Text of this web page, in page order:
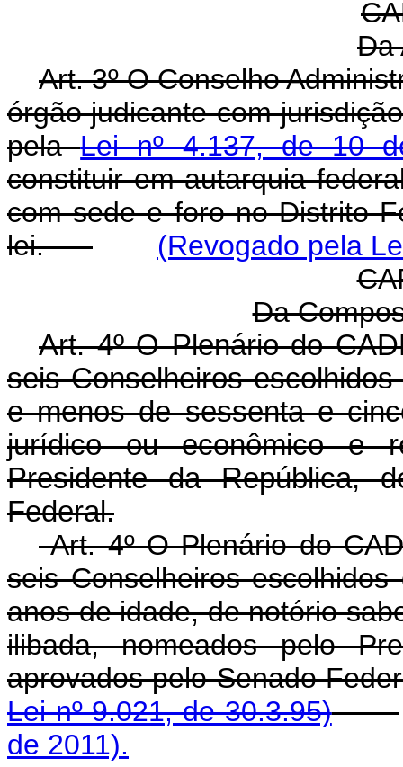
Da
Art. 3º O Conselho
órgão judicante com
pelaLei nº 4.137, de 10
constituir em autarquia
com sede e foro no Distrito
lei.
(Revogado pela
Da
Art. 4º O Plenário do
seis Conselheiros
e menos de sessenta e
jurídico ou econômico e
Presidente da República,
Federal.
Art. 4º O Plenário do
seis Conselheiros
anos de idade, de notório
ilibada, nomeados pelo
aprovados pelo
Lei nº 9.021, de 30.3.95)
de 2011).